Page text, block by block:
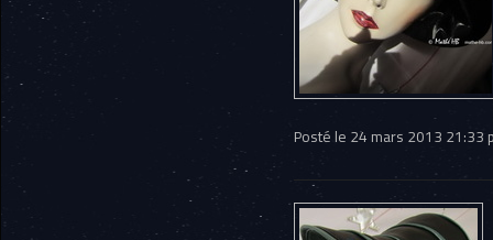
Posté le 24 mars 2013 21:33